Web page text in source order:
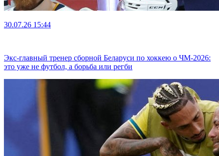
30.07.26 15:44
Экс-главный тренер сборной Беларуси по хоккею о ЧМ-2026:
это уже не футбол, а борьба или регби